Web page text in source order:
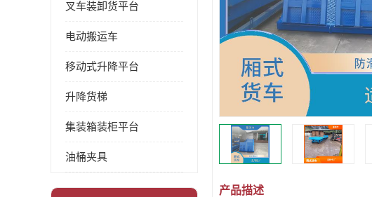
叉车装卸货平台
电动搬运车
移动式升降平台
升降货梯
集装箱装柜平台
油桶夹具
产品描述